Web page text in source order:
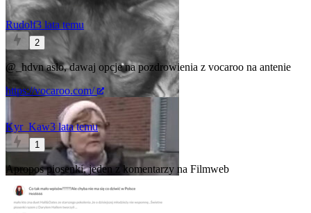
Rudolf3 lata temu
2
@_hdvnaslo, dawaj opcje na pozdrowienia z vocaroo na antenie
https://vocaroo.com/
Kyr_Kaw3 lata temu
1
Apropos piosenki, jeden z komentarzy na Filmweb